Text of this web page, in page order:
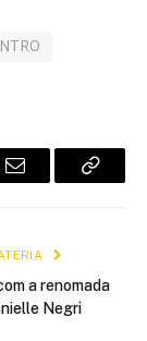
E-
Copiar
a renomada
Negri